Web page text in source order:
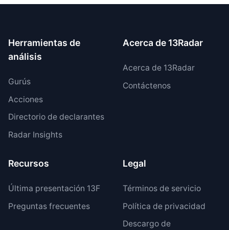
Herramientas de
análisis
Gurús
Acciones
Directorio de declarantes
Radar Insights
Acerca de 13Radar
Acerca de 13Radar
Contáctenos
Recursos
Última presentación 13F
Preguntas frecuentes
Legal
Términos de servicio
Política de privacidad
Descargo de